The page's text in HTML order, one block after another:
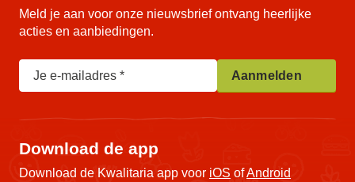
Meld je aan voor onze nieuwsbrief ontvang heerlijke
acties en aanbiedingen.
Je e-mailadres Aanmelden
Download de app
Download de Kwalitaria app voor iOS ofAndroid